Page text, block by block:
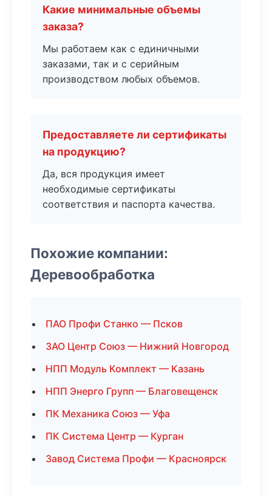
Какие минимальные объемы
заказа?
Мы работаем как с единичными
заказами, так и с серийным
производством любых объемов.
Предоставляете ли сертификаты
на продукцию?
Да, вся продукция имеет
необходимые сертификаты
соответствия и паспорта качества.
Похожие компании:
Деревообработка
ПАО Профи Станко — Псков
ЗАО Центр Союз — Нижний Новгород
НПП Модуль Комплект — Казань
НПП Энерго Групп — Благовещенск
ПК Механика Союз — Уфа
ПК Система Центр — Курган
Завод Система Профи — Красноярск